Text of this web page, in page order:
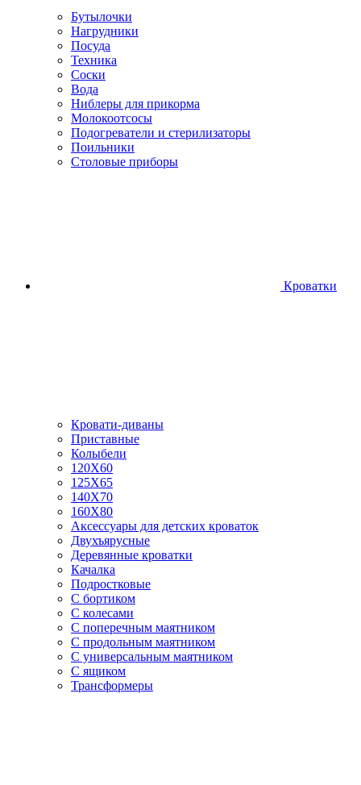
Бутылочки
Нагрудники
Посуда
Техника
Соски
Вода
Ниблеры для прикорма
Молокоотсосы
Подогреватели и стерилизаторы
Поильники
Столовые приборы
Кроватки
Кровати-диваны
Приставные
Колыбели
120Х60
125X65
140Х70
160Х80
Аксессуары для детских кроваток
Двухъярусные
Деревянные кроватки
Качалка
Подростковые
С бортиком
С колесами
С поперечным маятником
С продольным маятником
С универсальным маятником
С ящиком
Трансформеры